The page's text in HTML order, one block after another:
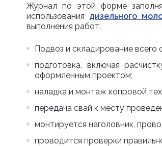
Журнал по этой форме
использования дизельного
выполнения работ:
Подвоз и складирование всего
подготовка, включая
оформленным проектом;
наладка и монтаж копровой
передача свай к месту
монтируется наголовник,
проводится проверки